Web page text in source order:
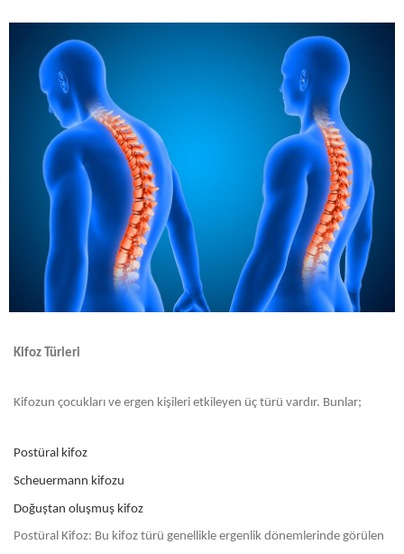
Kifoz Türleri
Kifozun çocukları ve ergen kişileri etkileyen üç türü vardır. Bunlar;
Postüral kifoz
Scheuermann kifozu
Doğuştan oluşmuş kifoz
Postüral Kifoz: Bu kifoz türü genellikle ergenlik dönemlerinde görülen